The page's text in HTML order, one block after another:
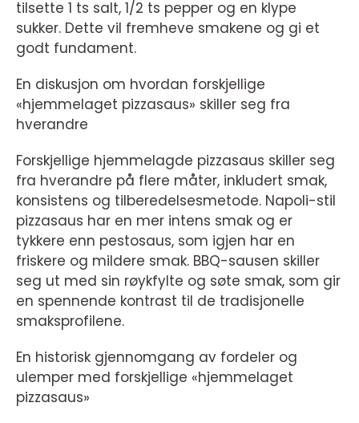
tilsette 1 ts salt, 1/2 ts pepper og en klype
sukker. Dette vil fremheve smakene og gi et
godt fundament.
En diskusjon om hvordan forskjellige
«hjemmelaget pizzasaus» skiller seg fra
hverandre
Forskjellige hjemmelagde pizzasaus skiller seg
fra hverandre på flere måter, inkludert smak,
konsistens og tilberedelsesmetode. Napoli-stil
pizzasaus har en mer intens smak og er
tykkere enn pestosaus, som igjen har en
friskere og mildere smak. BBQ-sausen skiller
seg ut med sin røykfylte og søte smak, som gir
en spennende kontrast til de tradisjonelle
smaksprofilene.
En historisk gjennomgang av fordeler og
ulemper med forskjellige «hjemmelaget
pizzasaus»